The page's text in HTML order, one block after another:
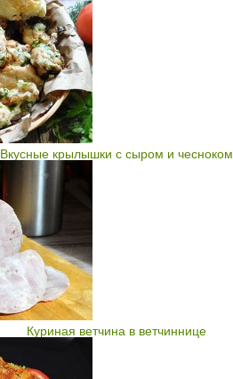
Вкусные крылышки с сыром и чесноком
Куриная ветчина в ветчиннице